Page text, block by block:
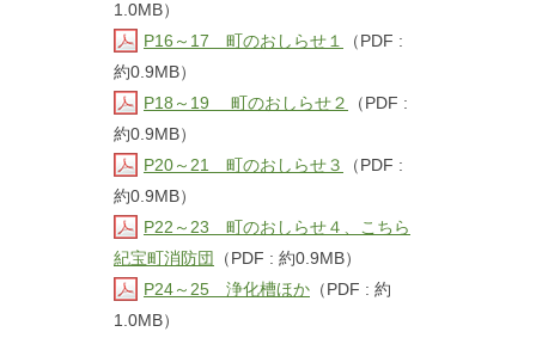
1.0MB）
P16～17 町のおしらせ１
（PDF :
約0.9MB）
P18～19 町のおしらせ２
（PDF :
約0.9MB）
P20～21 町のおしらせ３
（PDF :
約0.9MB）
P22～23 町のおしらせ４、こちら
紀宝町消防団
（PDF : 約0.9MB）
P24～25 浄化槽ほか （PDF : 約
1.0MB）